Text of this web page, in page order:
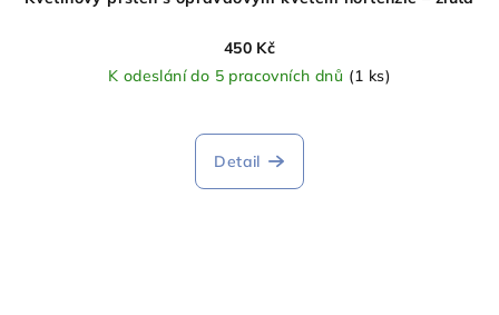
450 Kč
K odeslání do 5 pracovních dnů (1 ks)
Detail